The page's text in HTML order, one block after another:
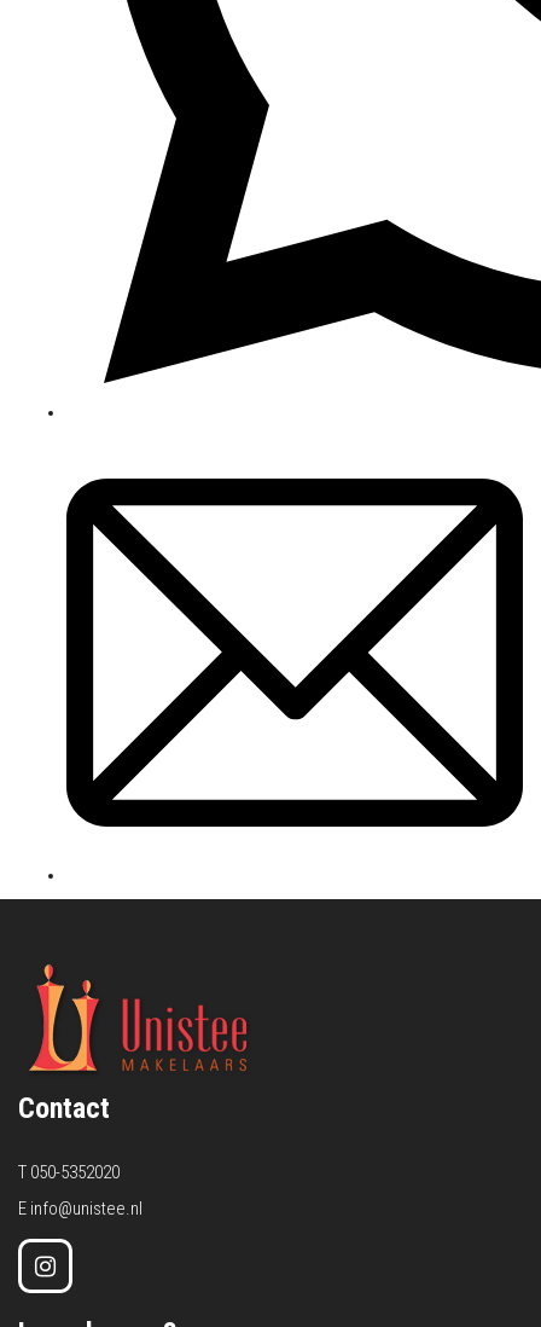
Contact
T 050-5352020
E info@unistee.nl